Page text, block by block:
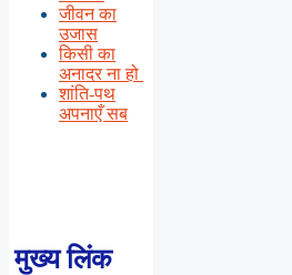
जीवन का
उजास
किसी का
अनादर ना हो
शांति-पथ
अपनाएँ सब
मुख्य लिंक